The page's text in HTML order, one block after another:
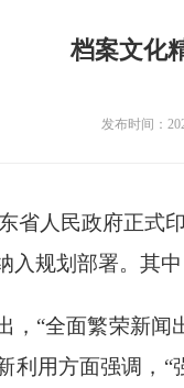
档案文化
发布时间：
省人民政府正式
入规划部署。其
， “全面繁荣新闻
利用方面强调，